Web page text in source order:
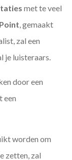
met te veel
, gemaakt
zal een
je luisteraars.
door een
een
worden om
zetten, zal